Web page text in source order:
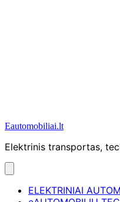
Eautomobiliai.lt
Elektrinis transportas,
ELEKTRINIAI